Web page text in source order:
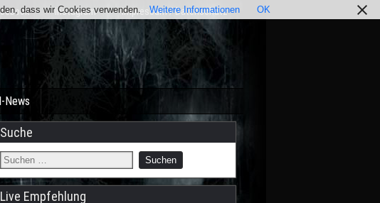
Instagram Impressum / Datenschutz
News
Suche
Live Empfehlung
dass wir Cookies verwenden. Weitere Informationen OK